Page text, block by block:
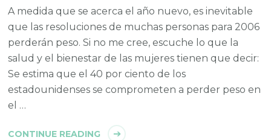
A medida que se acerca el año nuevo, es inevitable
que las resoluciones de muchas personas para 2006
perderán peso. Si no me cree, escuche lo que la
salud y el bienestar de las mujeres tienen que decir:
Se estima que el 40 por ciento de los
estadounidenses se comprometen a perder peso en
el …
CONTINUE READING